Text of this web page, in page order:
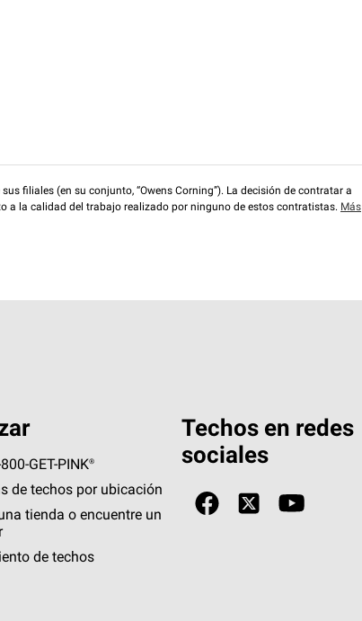
filiales (en su conjunto, “Owens Corning”). La decisión de contratar a
a la calidad del trabajo realizado por ninguno de estos contratistas. Más
GET -PINK®
de techos por ubicación
tienda o encuentre un
de techos
Techos en redes
sociales